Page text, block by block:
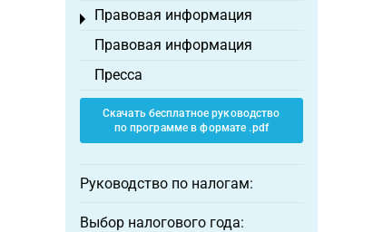
Правовая информация
Toggle menu
Правовая информация
Пресса
Скачать бесплатное руководство
по программе в формате .pdf
Руководство по налогам:
Выбор налогового года: